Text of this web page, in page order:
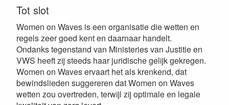
Tot slot
Women on Waves is een organisatie die wetten en
regels zeer goed kent en daarnaar handelt.
Ondanks tegenstand van Ministeries van Justitie en
VWS heeft zij steeds haar juridische gelijk gekregen.
Women on Waves ervaart het als krenkend, dat
bewindslieden suggereren dat Women on Waves
wetten zou overtreden, terwijl zij optimale en legale